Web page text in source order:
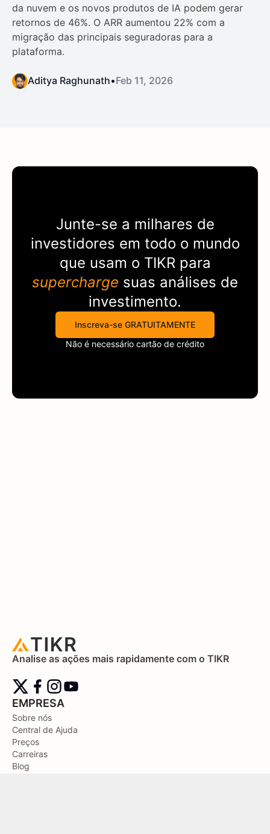
da nuvem e os novos produtos de IA podem gerar
retornos de 46%. O ARR aumentou 22% com a
migração das principais seguradoras para a
plataforma.
Aditya Raghunath•Feb 11, 2026
Junte-se a milhares de
investidores em todo o mundo
que usam o TIKR para
supercharge suas análises de
investimento.
Inscreva-se GRATUITAMENTE
Não é necessário cartão de crédito
Analise as ações mais rapidamente com o TIKR
EMPRESA
Sobre nós
Central de Ajuda
Preços
Carreiras
Blog